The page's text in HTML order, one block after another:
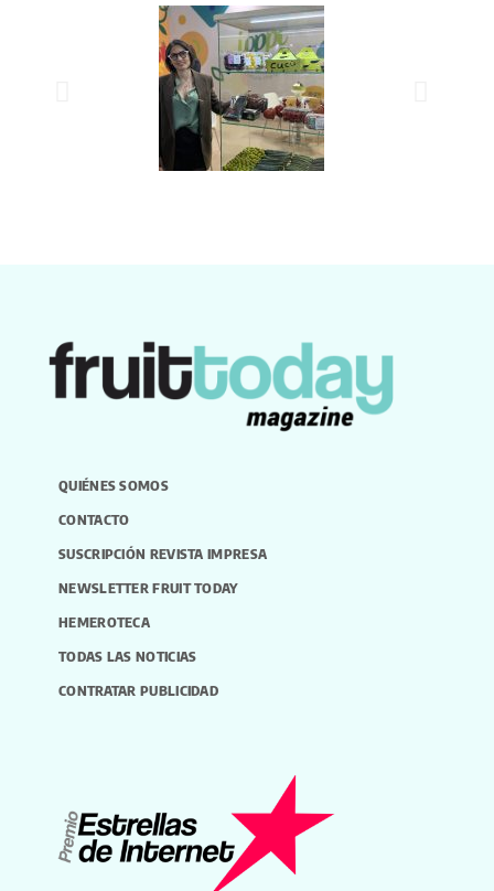
QUIÉNES SOMOS
CONTACTO
SUSCRIPCIÓN REVISTA IMPRESA
NEWSLETTER FRUIT TODAY
HEMEROTECA
TODAS LAS NOTICIAS
CONTRATAR PUBLICIDAD